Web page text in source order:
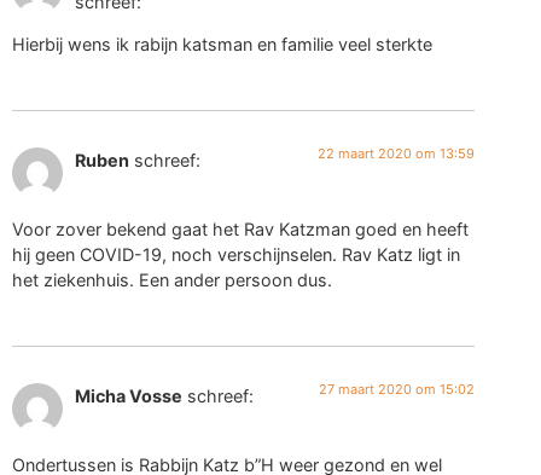
Hierbij wens ik rabijn katsman en familie veel sterkte
Ruben schreef: 22 maart 2020 om 13:59
Voor zover bekend gaat het Rav Katzman goed en heeft
hij geen COVID-19, noch verschijnselen. Rav Katz ligt in
het ziekenhuis. Een ander persoon dus.
Micha Vosse schreef: 27 maart 2020 om 15:02
Ondertussen is Rabbijn Katz b”H weer gezond en wel